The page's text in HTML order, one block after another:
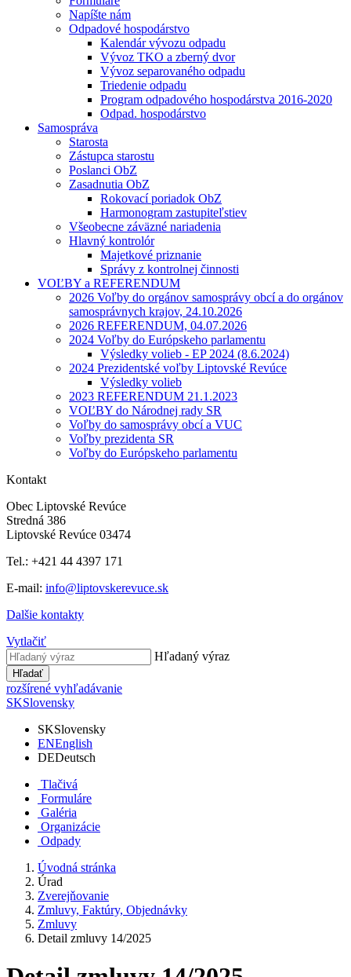
Napíšte nám
Odpadové hospodárstvo
Kalendár vývozu odpadu
Vývoz TKO a zberný dvor
Vývoz separovaného odpadu
Triedenie odpadu
Program odpadového hospodárstva 2016-2020
Odpad. hospodárstvo
Samospráva
Starosta
Zástupca starostu
Poslanci ObZ
Zasadnutia ObZ
Rokovací poriadok ObZ
Harmonogram zastupiteľstiev
Všeobecne záväzné nariadenia
Hlavný kontrolór
Majetkové priznanie
Správy z kontrolnej činnosti
VOĽBY a REFERENDUM
2026 Voľby do orgánov samosprávy obcí a do orgánov
samosprávnych krajov, 24.10.2026
2026 REFERENDUM, 04.07.2026
2024 Voľby do Európskeho parlamentu
Výsledky volieb - EP 2024 (8.6.2024)
2024 Prezidentské voľby Liptovské Revúce
Výsledky volieb
2023 REFERENDUM 21.1.2023
VOĽBY do Národnej rady SR
Voľby do samosprávy obcí a VUC
Voľby prezidenta SR
Voľby do Európskeho parlamentu
Kontakt
Obec Liptovské Revúce
Stredná 386
Liptovské Revúce 03474
Tel.: +421 44 4397 171
E-mail: info@liptovskerevuce.sk
Dalšie kontakty
Vytlačiť
Hľadaný výraz
Hľadať
rozšírené vyhľadávanie
SKSlovensky
SKSlovensky
ENEnglish
DEDeutsch
Tlačivá
Formuláre
Galéria
Organizácie
Odpady
Úvodná stránka
Úrad
Zverejňovanie
Zmluvy, Faktúry, Objednávky
Zmluvy
Detail zmluvy 14/2025